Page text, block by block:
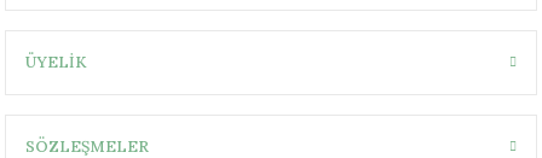
ÜYELİK
SÖZLEŞMELER